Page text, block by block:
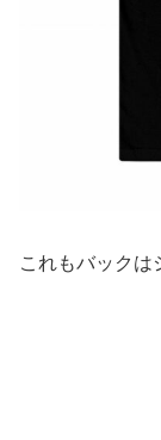
これもバックは